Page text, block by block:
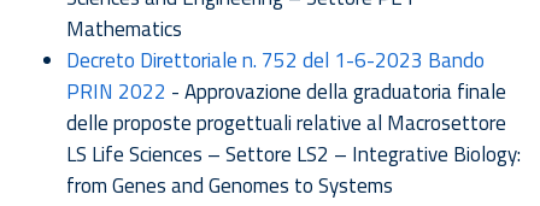
Mathematics
Decreto Direttoriale n. 752 del 1-6-2023 Bando
PRIN 2022 - Approvazione della graduatoria finale
delle proposte progettuali relative al Macrosettore
LS Life Sciences – Settore LS2 – Integrative Biology:
from Genes and Genomes to Systems